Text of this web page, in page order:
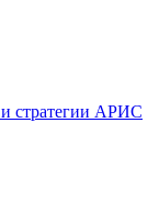
стратегии АРИС